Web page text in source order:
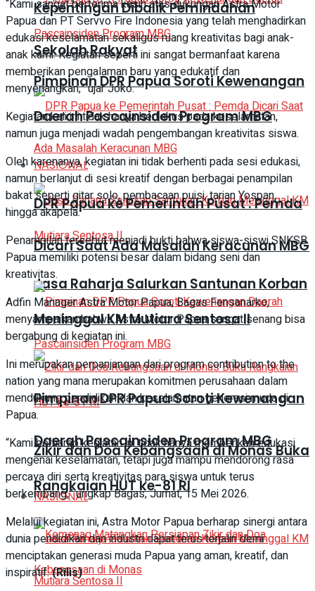
Pimpinan DPR Papua Soroti Kewenangan
Daerah Pascainsiden Program MBG
NASIONAL
Jasa Raharja Salurkan Santunan Korban
Meninggal KM Mutiara Sentosa II
Zikir dan Doa Kebangsaan di Monas Buka
Rangkaian HUT ke-81 RI
Kepentingan Dibalik Pemindahan
Sekolah Rakyat
DPR Papua ke Pemerintah Pusat : Pemda
Dicari Saat Ada Masalah Keracunan MBG
Pimpinan DPR Papua Soroti Kewenangan
Daerah Pascainsiden Program MBG
NASIONAL
“Kami sangat berterima kasih atas dukungan Astra Motor
Papua dan PT Servvo Fire Indonesia yang telah menghadirkan
edukasi keselamatan sekaligus ruang kreativitas bagi anak-
anak kami. Kegiatan seperti ini sangat bermanfaat karena
memberikan pengalaman baru yang edukatif dan
menyenangkan,” ujar Joko.
Kegiatan kali ini tidak hanya berfokus pada keselamatan,
namun juga menjadi wadah pengembangan kreativitas siswa.
Oleh karenanya, kegiatan ini tidak berhenti pada sesi edukasi,
namun berlanjut di sesi kreatif dengan berbagai penampilan
bakat seperti gitar solo, pembacaan puisi, tarian Yospan,
hingga akapela.
Penampilan tersebut menjadi bukti bahwa siswa-siswi SNKSB
Papua memiliki potensi besar dalam bidang seni dan
kreativitas.
Adfin Manager Astra Motor Papua, Bagas Fensanarko,
menyampaikan bahwa Astra Motor Papua sangat senang bisa
bergabung di kegiatan ini.
Ini merupakan perpanjangan dari program contribution to the
nation yang mana merupakan komitmen perusahaan dalam
mendukung pendidikan dan keselamatan generasi muda di
Papua.
“Kami berharap kegiatan ini tidak hanya memberikan edukasi
mengenai keselamatan, tetapi juga mampu mendorong rasa
percaya diri serta kreativitas para siswa untuk terus
berkembang,” ungkap Bagas, Jumat, 15 Mei 2026.
Melalui kegiatan ini, Astra Motor Papua berharap sinergi antara
dunia pendidikan dan industri dapat terus terjalin demi
menciptakan generasi muda Papua yang aman, kreatif, dan
inspiratif.(Rilis)